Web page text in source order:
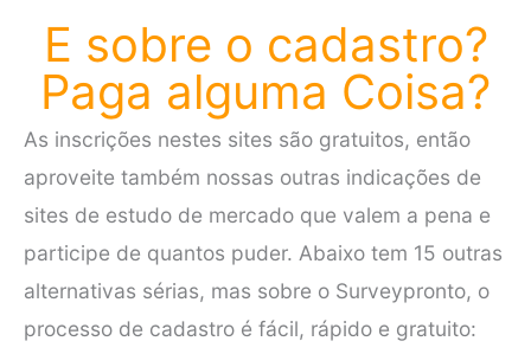
E sobre o cadastro?
Paga alguma Coisa?
As inscrições nestes sites são gratuitos, então
aproveite também nossas outras indicações de
sites de estudo de mercado que valem a pena e
participe de quantos puder. Abaixo tem 15 outras
alternativas sérias, mas sobre o Surveypronto, o
processo de cadastro é fácil, rápido e gratuito: